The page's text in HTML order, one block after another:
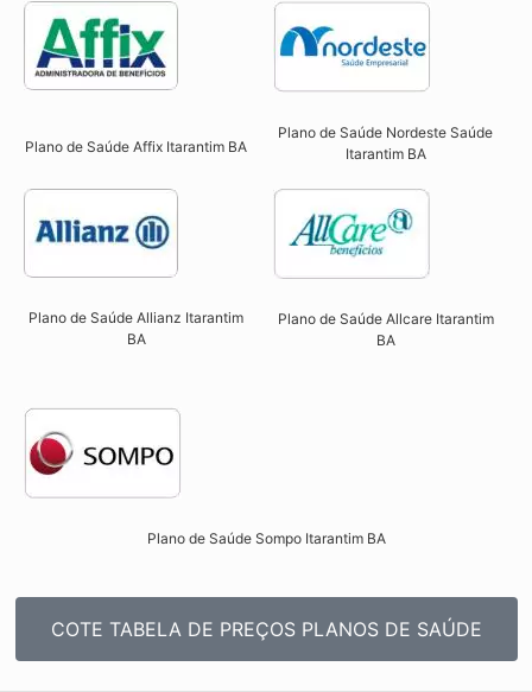
Plano de Saúde Affix Itarantim BA​
Plano de Saúde Nordeste Saúde
Itarantim BA
Plano de Saúde Allianz Itarantim
BA​
Plano de Saúde Allcare Itarantim
BA​
Plano de Saúde Sompo Itarantim BA​
COTE TABELA DE PREÇOS PLANOS DE SAÚDE